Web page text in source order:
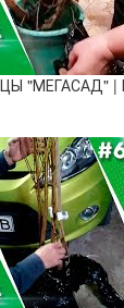
"МЕГАСАД" |